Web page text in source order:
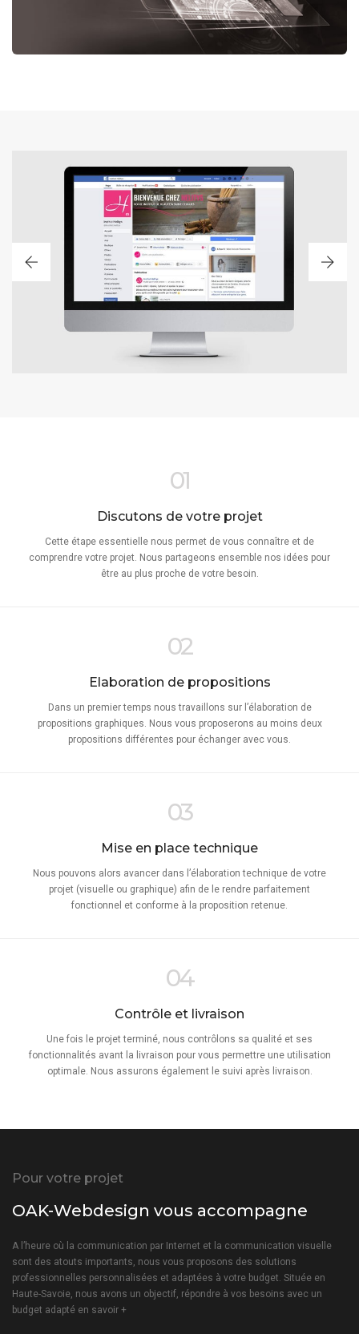
PAGE FACEBOOK HELITYS
01
Discutons de votre projet
Cette étape essentielle nous permet de vous connaître et de
comprendre votre projet. Nous partageons ensemble nos idées pour
être au plus proche de votre besoin.
02
Elaboration de propositions
Dans un premier temps nous travaillons sur l’élaboration de
propositions graphiques. Nous vous proposerons au moins deux
propositions différentes pour échanger avec vous.
03
Mise en place technique
Nous pouvons alors avancer dans l’élaboration technique de votre
projet (visuelle ou graphique) afin de le rendre parfaitement
fonctionnel et conforme à la proposition retenue.
04
Contrôle et livraison
Une fois le projet terminé, nous contrôlons sa qualité et ses
fonctionnalités avant la livraison pour vous permettre une utilisation
optimale. Nous assurons également le suivi après livraison.
Pour votre projet
OAK-Webdesign vous accompagne
A l’heure où la communication par Internet et la communication visuelle
sont des atouts importants, nous vous proposons des solutions
professionnelles personnalisées et adaptées à votre budget. Située en
Haute-Savoie, nous avons un objectif, répondre à vos besoins avec un
budget adapté en savoir +